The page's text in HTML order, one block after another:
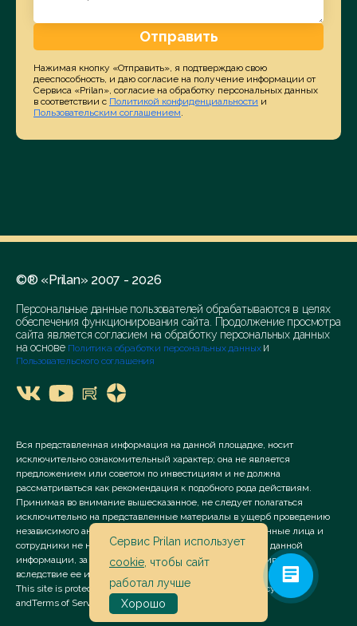
Отправить
Нажимая кнопку «Отправить», я подтверждаю свою
дееспособность, и даю согласие на получение информации от
Сервиса «Prilan», согласие на обработку персональных данных
в соответствии с Политикой конфиденциальности и
Пользовательским соглашением.
©® «Prilan» 2007 - 2026
Персональные данные пользователей обрабатываются в целях
обеспечения функционирования сайта. Продолжение просмотра
сайта является согласием на обработку персональных данных
на основе Политика обработки персональных данных и
Пользовательского соглашения
Вся представленная информация на данной площадке, носит
исключительно ознакомительный характер; она не является
предложением или советом по инвестициям и не должна
рассматриваться как рекомендация к подобного рода действиям.
Принимая во внимание вышесказанное, не следует полагаться
исключительно на представленные материалы в ущерб проведению
независимого анализа. Сервис «Prilan» его аффилированные лица и
сотрудники не несут ответственности за использование данной
информации, за прямой или косвенный ущерб, наступивший
вследствие ее использования.
This site is protected by reCAPTCHA and the Google
Privacy Policy
andTerms of Service apply.
Сервис Prilan использует
cookie , чтобы сайт
работал лучше
Хорошо